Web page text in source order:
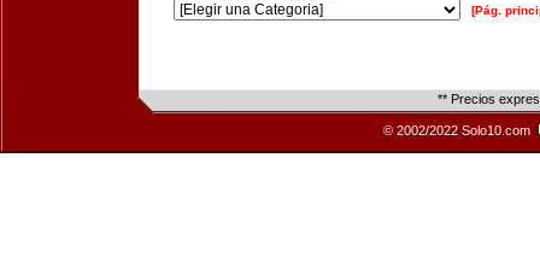
[Pág.
** Precios
© 2002/2022 Solo10.com